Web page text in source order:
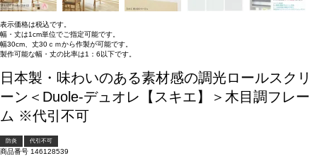
表示価格は税込です。
幅・丈は1cm単位でご指定可能です。
幅30cm、丈30ｃｍから作製が可能です。
製作可能な幅・丈の比率は1：6以下です。
日本製・味わいのある素材感の調光ロールスクリ
ーン＜Duole-デュオレ【スキエ】＞木目調フレー
ム ※代引不可
防炎 代引不可
商品番号 146128539